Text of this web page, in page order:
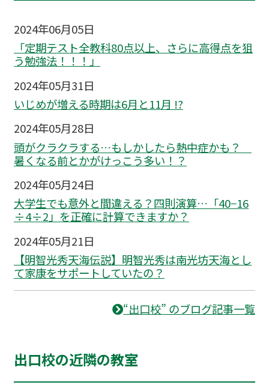
2024年06月05日
「定期テスト全教科80点以上、さらに高得点を狙
う勉強法！！！」
2024年05月31日
いじめが増える時期は6月と11月 !?
2024年05月28日
頭がクラクラする…もしかしたら熱中症かも？
暑くなる前とかがけっこう多い！？
2024年05月24日
大学生でも意外と間違える？四則演算…「40−16
÷4÷2」を正確に計算できますか？
2024年05月21日
【明智光秀天海伝説】明智光秀は南光坊天海とし
て家康をサポートしていたの？
“出口校” のブログ記事一覧
出口校の近隣の教室